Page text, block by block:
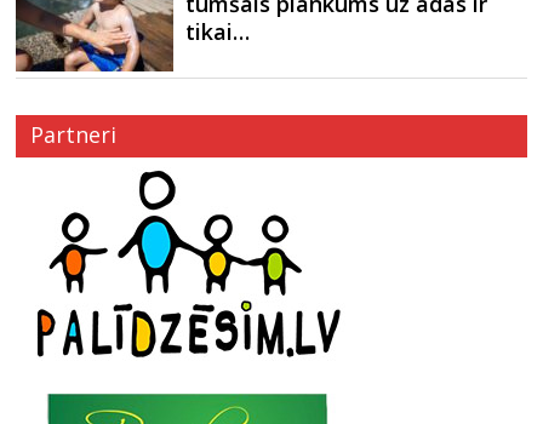
tikai…
Partneri